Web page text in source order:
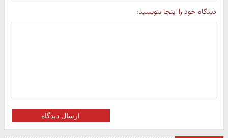
دیدگاه خود را اینجا بنویسید:
ارسال دیدگاه